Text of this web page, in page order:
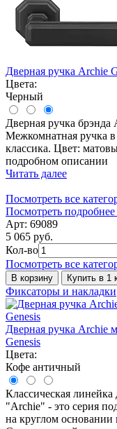
Дверная ручка Archie
Цвета:
Черный
Дверная ручка брэнда
Межкомнатная ручка в
классика. Цвет:
подробном описании
Читать далее
Посмотреть все
Посмотреть подробнее
Арт: 69089
5 065 руб.
Кол-во
Посмотреть все
В корзину Купить в 1
Фиксаторы и накладки
Дверная ручка Archie
Genesis
Цвета:
Кофе античный
Классическая линейка
"Archie" - это серия
на круглом